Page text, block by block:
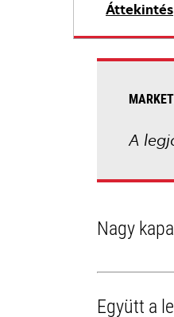
Áttekintés
A
Nagy
Együtt a